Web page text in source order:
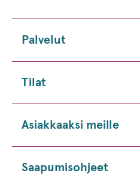
Palvelut
Tilat
Asiakkaaksi meille
Saapumisohjeet